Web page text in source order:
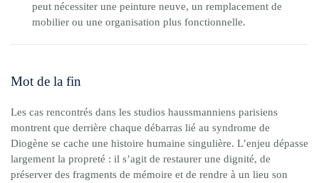
peut nécessiter une peinture neuve, un remplacement de
mobilier ou une organisation plus fonctionnelle.
Mot de la fin
Les cas rencontrés dans les studios haussmanniens parisiens
montrent que derrière chaque débarras lié au syndrome de
Diogène se cache une histoire humaine singulière. L’enjeu dépasse
largement la propreté : il s’agit de restaurer une dignité, de
préserver des fragments de mémoire et de rendre à un lieu son